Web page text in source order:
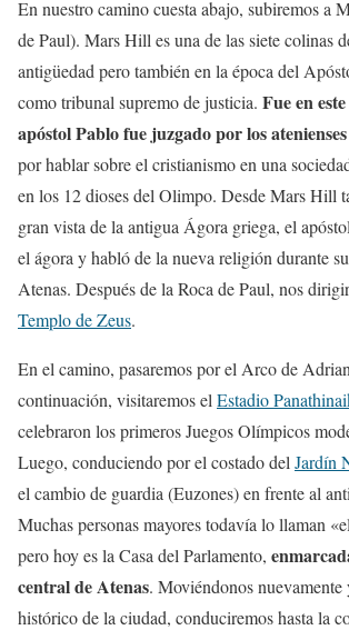
En nuestro camino cuesta abajo, subiremos a
de Paul). Mars Hill es una de las siete colinas
antigüedad pero también en la época del
como tribunal supremo de justicia. Fue en
apóstol Pablo fue juzgado por los
por hablar sobre el cristianismo en una
en los 12 dioses del Olimpo. Desde Mars Hill
gran vista de la antigua Ágora griega, el
el ágora y habló de la nueva religión durante
Atenas. Después de la Roca de Paul, nos
Templo de Zeus.
En el camino, pasaremos por el Arco de
continuación, visitaremos el Estadio
celebraron los primeros Juegos Olímpicos
Luego, conduciendo por el costado del Jardín
el cambio de guardia (Euzones) en frente al
Muchas personas mayores todavía lo llaman
pero hoy es la Casa del Parlamento,
central de Atenas. Moviéndonos nuevamente
histórico de la ciudad, conduciremos hasta la